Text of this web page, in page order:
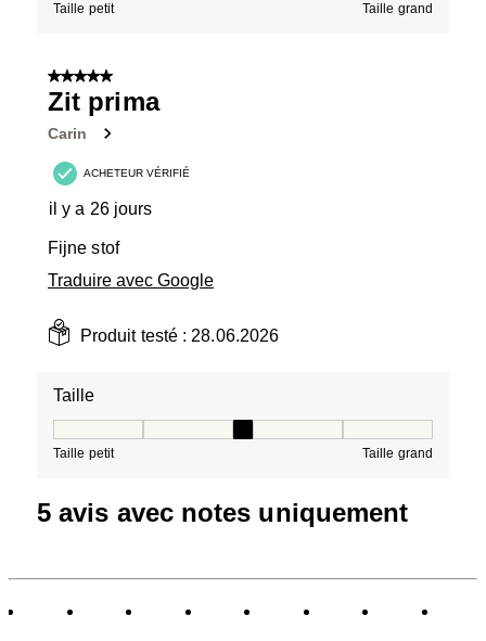
Taille petit Taille grand
5 sur 5 étoiles.
Zit prima
Carin
ACHETEUR VÉRIFIÉ
il y a 26 jours
Fijne stof
Traduire avec Google
Produit testé :28.06.2026
Taille
Taille petit Taille grand
5 avis avec notes uniquement